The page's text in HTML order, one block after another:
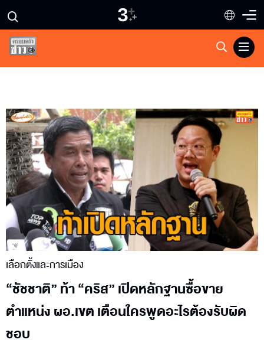
เลือกตั้งและการเมือง
“ชัชชาติ” ท้า “คริส” เปิดหลักฐานซื้อขาย
ตำแหน่ง ผอ.เขต เตือนใครพูดอะไรต้องรับผิด
ชอบ